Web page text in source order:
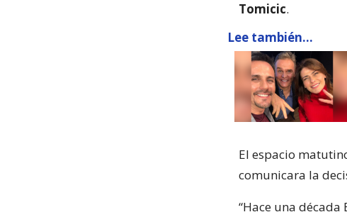
Tomicic.
Lee también...
El espacio
comunicara la
“Hace una